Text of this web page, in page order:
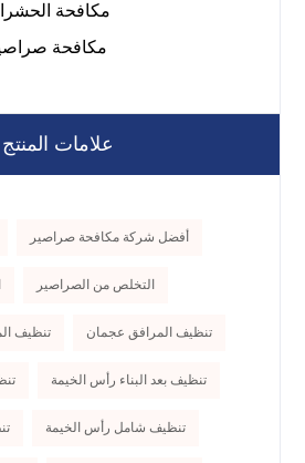
مكافحة
مكافحة
علامات المنتج
أفضل شركة مكافحة صراصير
التخلص من الصراصير
تنظيف المرافق عجمان تنظيف
تنظيف بعد البناء رأس الخيمة
تنظيف شامل رأس الخيمة